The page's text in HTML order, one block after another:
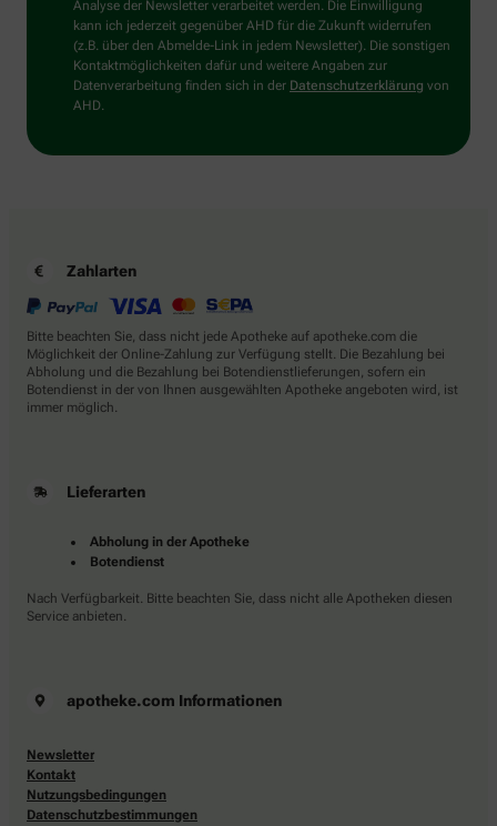
Sie
bitte
die
Flagge.
Analyse der Newsletter verarbeitet werden. Die Einwilligung
kann ich jederzeit gegenüber AHD für die Zukunft widerrufen
(z.B. über den Abmelde-Link in jedem Newsletter). Die sonstigen
Kontaktmöglichkeiten dafür und weitere Angaben zur
Datenverarbeitung finden sich in der Datenschutzerklärung von
AHD.
Zahlarten
Bitte beachten Sie, dass nicht jede Apotheke auf apotheke.com die
Möglichkeit der Online-Zahlung zur Verfügung stellt. Die Bezahlung bei
Abholung und die Bezahlung bei Botendienstlieferungen, sofern ein
Botendienst in der von Ihnen ausgewählten Apotheke angeboten wird, ist
immer möglich.
Lieferarten
Abholung in der Apotheke
Botendienst
Nach Verfügbarkeit. Bitte beachten Sie, dass nicht alle Apotheken diesen
Service anbieten.
apotheke.com Informationen
Newsletter
Kontakt
Nutzungsbedingungen
Datenschutzbestimmungen